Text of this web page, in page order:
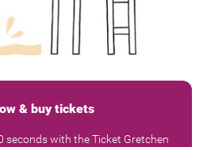
& buy tickets
seconds with the Ticket Gretchen